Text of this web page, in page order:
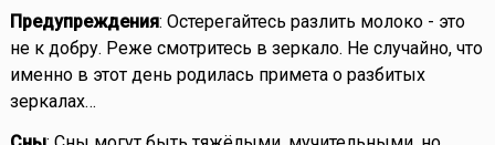
Предупреждения: Остерегайтесь разлить молоко - это
не к добру. Реже смотритесь в зеркало. Не случайно, что
именно в этот день родилась примета о разбитых
зеркалах…